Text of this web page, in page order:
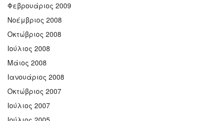
Φεβρουάριος 2009
Νοέμβριος 2008
Οκτώβριος 2008
Ιούλιος 2008
Μάιος 2008
Ιανουάριος 2008
Οκτώβριος 2007
Ιούλιος 2007